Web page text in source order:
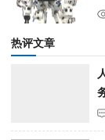
热评文章